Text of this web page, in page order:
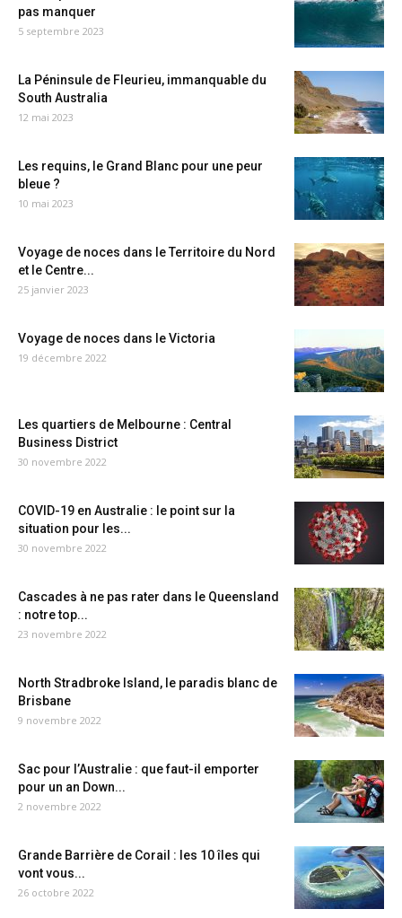
pas manquer
5 septembre 2023
La Péninsule de Fleurieu, immanquable du
South Australia
12 mai 2023
Les requins, le Grand Blanc pour une peur
bleue ?
10 mai 2023
Voyage de noces dans le Territoire du Nord
et le Centre...
25 janvier 2023
Voyage de noces dans le Victoria
19 décembre 2022
Les quartiers de Melbourne : Central
Business District
30 novembre 2022
COVID-19 en Australie : le point sur la
situation pour les...
30 novembre 2022
Cascades à ne pas rater dans le Queensland
: notre top...
23 novembre 2022
North Stradbroke Island, le paradis blanc de
Brisbane
9 novembre 2022
Sac pour l’Australie : que faut-il emporter
pour un an Down...
2 novembre 2022
Grande Barrière de Corail : les 10 îles qui
vont vous...
26 octobre 2022